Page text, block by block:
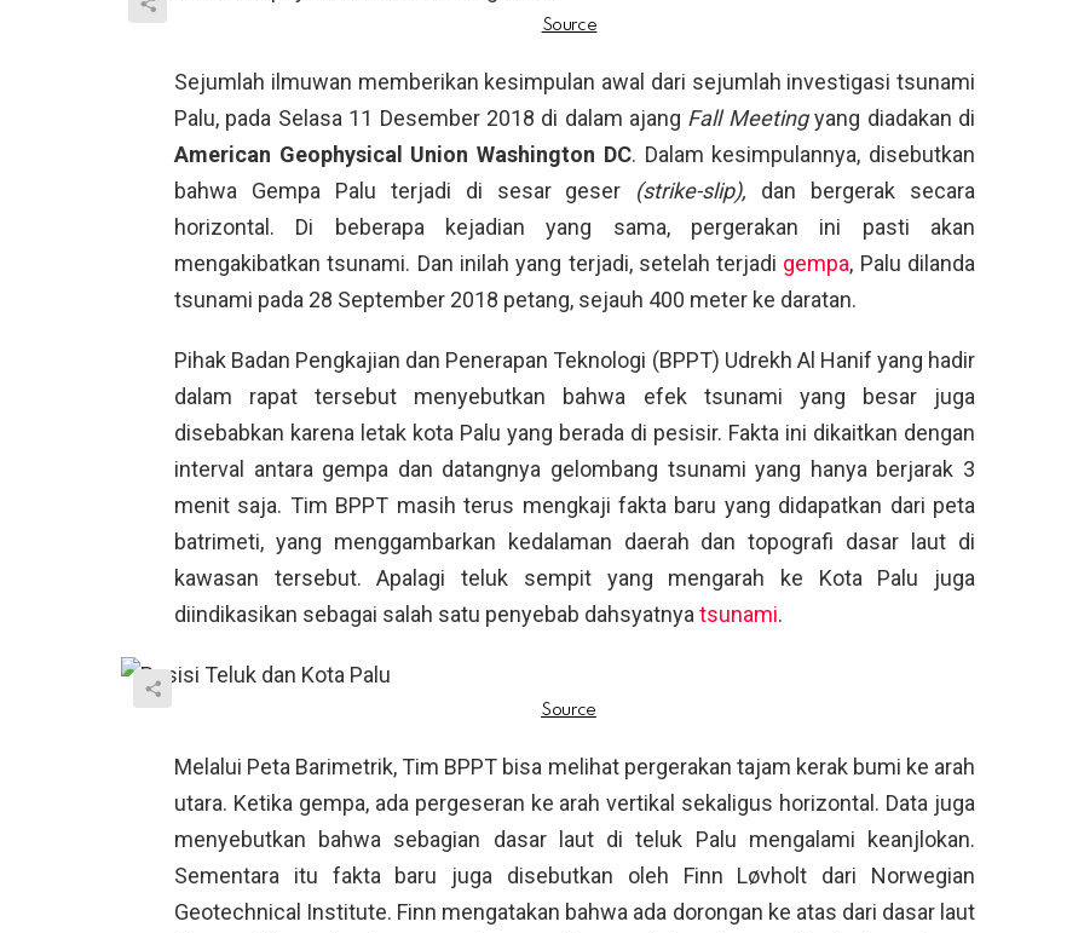
Sejumlah ilmuwan memberikan kesimpulan awal dari sejumlah investigasi tsunami
Palu, pada Selasa 11 Desember 2018 di dalam ajang Fall Meetingyang diadakan di
American Geophysical Union Washington DC. Dalam kesimpulannya, disebutkan
bahwa Gempa Palu terjadi di sesar geser (strike-slip), dan bergerak secara
horizontal. Di beberapa kejadian yang sama, pergerakan ini pasti akan
mengakibatkan tsunami. Dan inilah yang terjadi, setelah terjadi gempa, Palu dilanda
tsunami pada 28 September 2018 petang, sejauh 400 meter ke daratan.
Pihak Badan Pengkajian dan Penerapan Teknologi (BPPT) Udrekh Al Hanif yang hadir
dalam rapat tersebut menyebutkan bahwa efek tsunami yang besar juga
disebabkan karena letak kota Palu yang berada di pesisir. Fakta ini dikaitkan dengan
interval antara gempa dan datangnya gelombang tsunami yang hanya berjarak 3
menit saja. Tim BPPT masih terus mengkaji fakta baru yang didapatkan dari peta
batrimeti, yang menggambarkan kedalaman daerah dan topografi dasar laut di
kawasan tersebut. Apalagi teluk sempit yang mengarah ke Kota Palu juga
diindikasikan sebagai salah satu penyebab dahsyatnya tsunami.
Melalui Peta Barimetrik, Tim BPPT bisa melihat pergerakan tajam kerak bumi ke arah
utara. Ketika gempa, ada pergeseran ke arah vertikal sekaligus horizontal. Data juga
menyebutkan bahwa sebagian dasar laut di teluk Palu mengalami keanjlokan.
Sementara itu fakta baru juga disebutkan oleh Finn Løvholt dari Norwegian
Geotechnical Institute. Finn mengatakan bahwa ada dorongan ke atas dari dasar laut